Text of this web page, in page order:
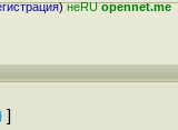
)неRUopennet.me
]